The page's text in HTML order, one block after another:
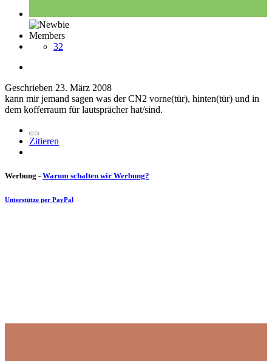
Members
32
Geschrieben 23. März 2008
kann mir jemand sagen was der CN2 vorne(tür), hinten(tür) und in
dem kofferraum für lautsprächer hat/sind.
Zitieren
Werbung - Warum schalten wir Werbung?
Unterstütze per PayPal